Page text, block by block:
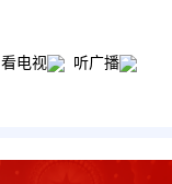
看电视 听广播